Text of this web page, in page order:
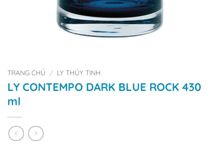
TRANG CHỦ / LY THỦY TINH
LY CONTEMPO DARK BLUE ROCK 430
ml